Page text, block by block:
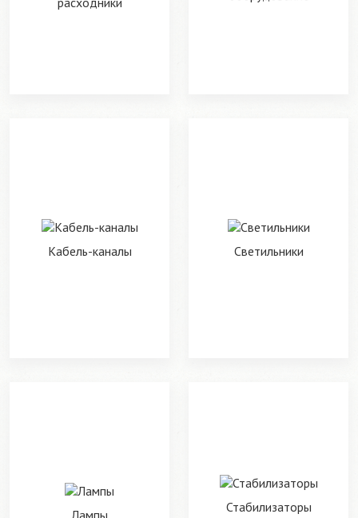
Кабель-каналы Светильники
Стабилизаторы